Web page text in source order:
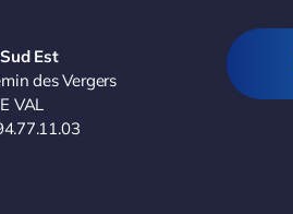
Est
des Vergers
VAL